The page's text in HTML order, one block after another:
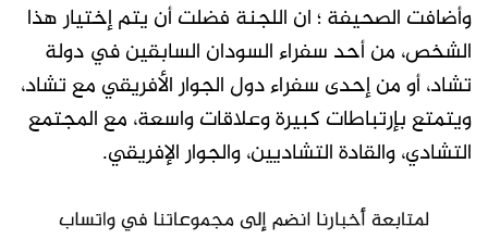
وأضافت الصحيفة ؛ ان اللجنة فضلت أن يتم إختيار هذا
الشخص، من أحد سفراء السودان السابقين في دولة
تشاد، أو من إحدى سفراء دول الجوار الأفريقي مع تشاد،
ويتمتع بإرتباطات كبيرة وعلاقات واسعة، مع المجتمع
التشادي، والقادة التشاديين، والجوار الإفريقي.